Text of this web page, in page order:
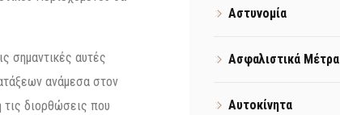
σημαντικές αυτές
ανάμεσα στον
τις διορθώσεις που
Αστυνομία
Ασφαλιστικά Μέτρα
Αυτοκίνητα